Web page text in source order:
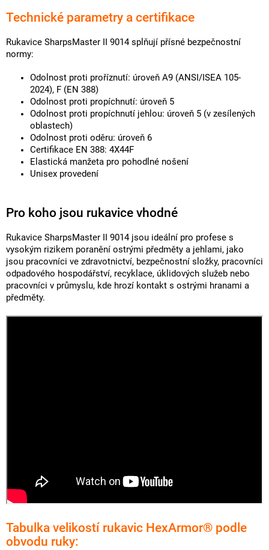
Technické parametry a certifikace
Rukavice SharpsMaster II 9014 splňují přísné bezpečnostní
normy:
Odolnost proti proříznutí: úroveň A9 (ANSI/ISEA 105-
2024), F (EN 388)
Odolnost proti propíchnutí: úroveň 5
Odolnost proti propíchnutí jehlou: úroveň 5 (v zesílených
oblastech)
Odolnost proti oděru: úroveň 6
Certifikace EN 388: 4X44F
Elastická manžeta pro pohodlné nošení
Unisex provedení
Pro koho jsou rukavice vhodné
Rukavice SharpsMaster II 9014 jsou ideální pro profese s
vysokým rizikem poranění ostrými předměty a jehlami, jako
jsou pracovníci ve zdravotnictví, bezpečnostní složky, pracovníci
odpadového hospodářství, recyklace, úklidových služeb nebo
pracovníci v průmyslu, kde hrozí kontakt s ostrými hranami a
předměty.
Tabulka velikostí rukavic HexArmor® podle
obvodu ruky: